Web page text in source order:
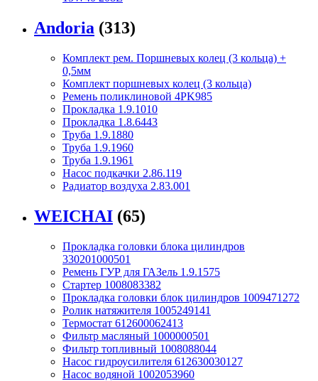
Andoria (313)
Комплект рем. Поршневых колец (3 кольца) +
0,5мм
Комплект поршневых колец (3 кольца)
Ремень поликлиновой 4PK985
Прокладка 1.9.1010
Прокладка 1.8.6443
Труба 1.9.1880
Труба 1.9.1960
Труба 1.9.1961
Насос подкачки 2.86.119
Радиатор воздуха 2.83.001
WEICHAI (65)
Прокладка головки блока цилиндров
330201000501
Ремень ГУР для ГАЗель 1.9.1575
Стартер 1008083382
Прокладка головки блок цилиндров 1009471272
Ролик натяжителя 1005249141
Термостат 612600062413
Фильтр масляный 1000000501
Фильтр топливный 1008088044
Насос гидроусилителя 612630030127
Насос водяной 1002053960